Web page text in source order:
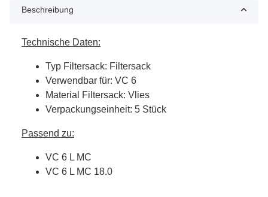
Beschreibung
Technische Daten:
Typ Filtersack: Filtersack
Verwendbar für: VC 6
Material Filtersack: Vlies
Verpackungseinheit: 5 Stück
Passend zu:
VC 6 L MC
VC 6 L MC 18.0